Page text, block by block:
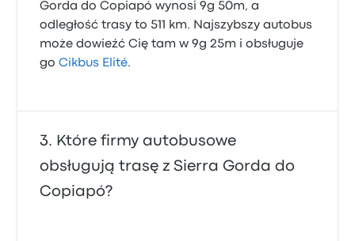
Gorda do Copiapó wynosi 9g 50m, a
odległość trasy to 511 km. Najszybszy autobus
może dowieźć Cię tam w 9g 25m i obsługuje
goCikbus Elité.
Które firmy autobusowe
obsługują trasę z Sierra Gorda do
Copiapó?